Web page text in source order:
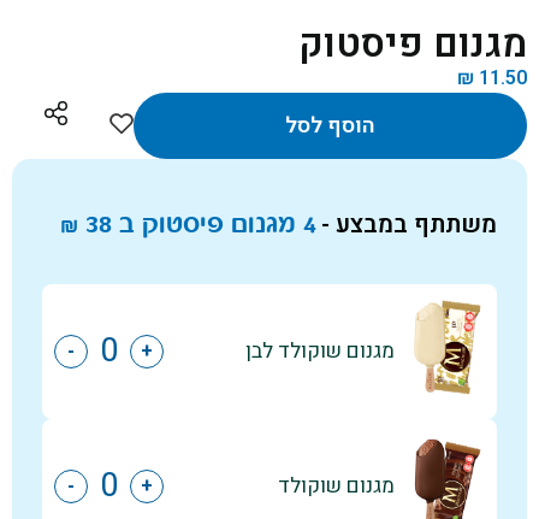
מגנום פיסטוק
₪ 11.50
הוסף לסל
משתתף במבצע -4 מגנום פיסטוק ב ₪ 38
מגנום שוקולד לבן +
-
מגנום שוקולד +
-